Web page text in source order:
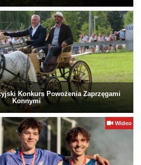
Konkurs Powożenia Zaprzęgami
Konnymi
Wideo